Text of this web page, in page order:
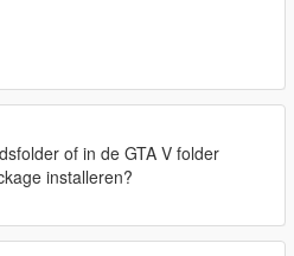
of in de GTA V folder
installeren?